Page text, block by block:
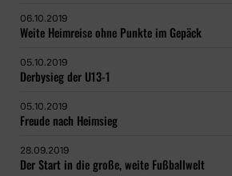
06.10.2019
Weite Heimreise ohne Punkte im Gepäck
05.10.2019
Derbysieg der U13-1
05.10.2019
Freude nach Heimsieg
28.09.2019
Der Start in die große, weite Fußballwelt